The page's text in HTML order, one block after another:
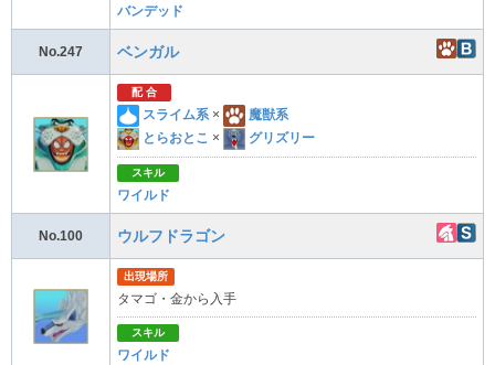
バンデッド
No.247 ベンガル
配 合
スライム系 ×
魔獣系
とらおとこ × グリズリー
スキル
ワイルド
No.100 ウルフドラゴン
出現場所
タマゴ・金から入手
スキル
ワイルド